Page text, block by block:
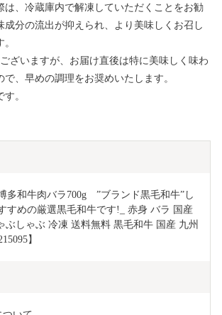
、冷蔵庫内で解凍していただくことをお勧
成分の流出が抑えられ、より美味しくお召し
ざいますが、お届け直後は特に美味しく味わ
で、早めの調理をお奨めいたします。
。
多和牛肉バラ700g　”ブランド黒毛和牛”し
すめの厳選黒毛和牛です!_ 赤身 バラ 国産
ぶしゃぶ 冷凍 送料無料 黒毛和牛 国産 九州
】